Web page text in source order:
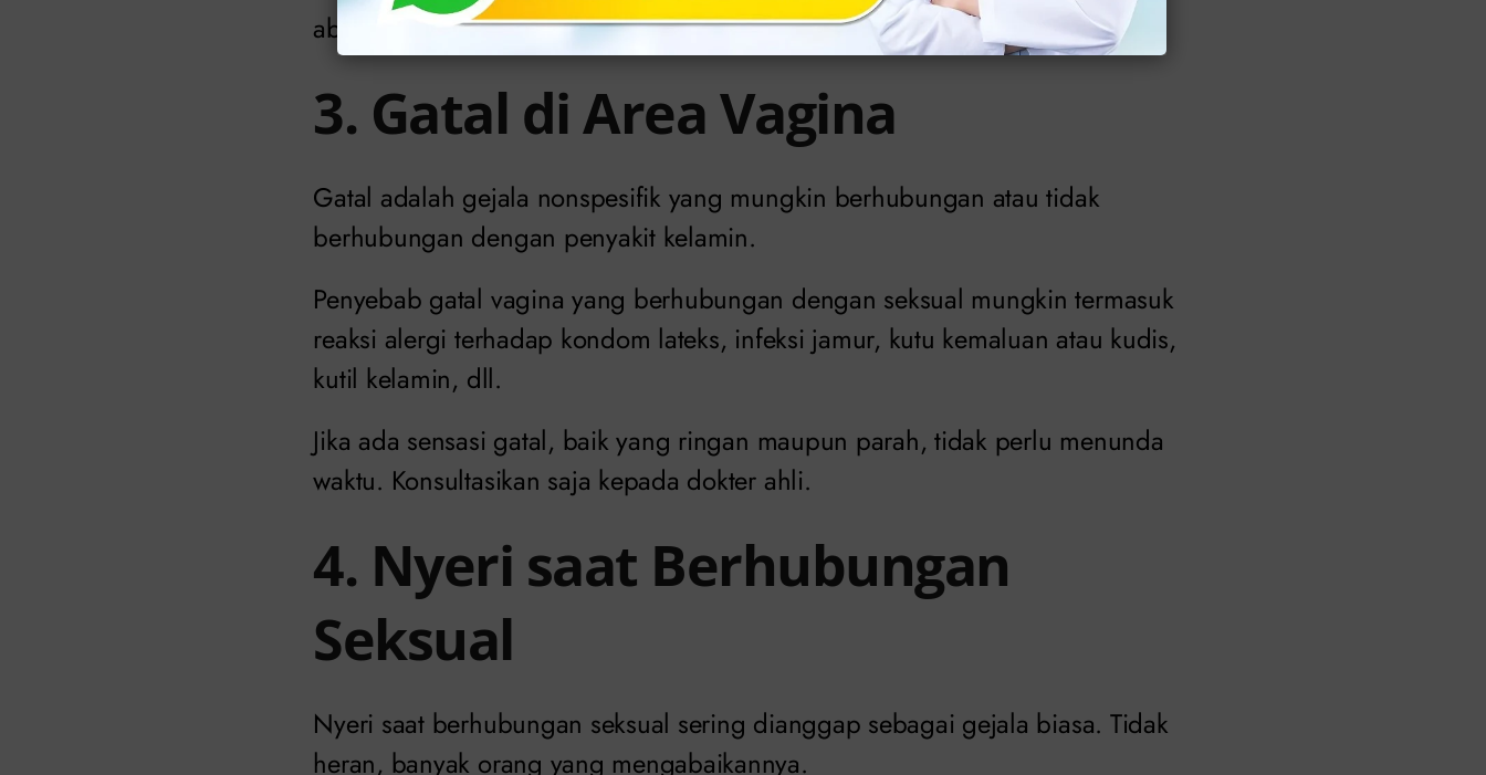
abu, kemudian disertai dengan aroma yang tidak sedap.
3. Gatal di Area Vagina
Gatal adalah gejala nonspesifik yang mungkin berhubungan atau tidak
berhubungan dengan penyakit kelamin.
Penyebab gatal vagina yang berhubungan dengan seksual mungkin termasuk
reaksi alergi terhadap kondom lateks, infeksi jamur, kutu kemaluan atau kudis,
kutil kelamin, dll.
Jika ada sensasi gatal, baik yang ringan maupun parah, tidak perlu menunda
waktu. Konsultasikan saja kepada dokter ahli.
4. Nyeri saat Berhubungan
Seksual
Nyeri saat berhubungan seksual sering dianggap sebagai gejala biasa. Tidak
heran, banyak orang yang mengabaikannya.